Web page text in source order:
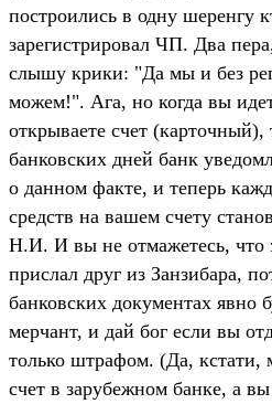
построились в одну шеренгу
зарегистрировал ЧП. Два
слышу крики: "Да мы и без
можем!". Ага, но когда вы
открываете счет (карточный),
банковских дней банк
о данном факте, и теперь
средств на вашем счету
Н.И. И вы не отмажетесь, что
прислал друг из Занзибара,
банковских документах явно
мерчант, и дай бог если вы
только штрафом. (Да, кстати,
счет в зарубежном банке, а